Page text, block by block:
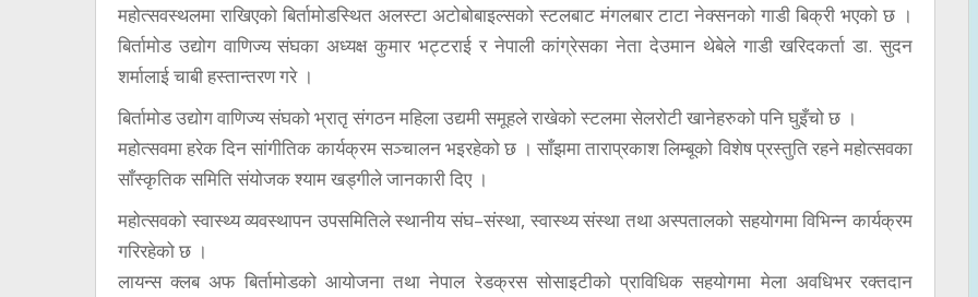
महोत्सवस्थलमा राखिएको बिर्तामोडस्थित अलस्टा अटोबोबाइल्सको स्टलबाट मंगलबार टाटा नेक्सनको गाडी बिक्री भएको छ ।
बिर्तामोड उद्योग वाणिज्य संघका अध्यक्ष कुमार भट्टराई र नेपाली कांग्रेसका नेता देउमान थेबेले गाडी खरिदकर्ता डा. सुदन
शर्मालाई चाबी हस्तान्तरण गरे ।
बिर्तामोड उद्योग वाणिज्य संघको भ्रातृ संगठन महिला उद्यमी समूहले राखेको स्टलमा सेलरोटी खानेहरुको पनि घुइँचो छ ।
महोत्सवमा हरेक दिन सांगीतिक कार्यक्रम सञ्चालन भइरहेको छ । साँझमा ताराप्रकाश लिम्बूको विशेष प्रस्तुति रहने महोत्सवका
साँस्कृतिक समिति संयोजक श्याम खड्गीले जानकारी दिए ।
महोत्सवको स्वास्थ्य व्यवस्थापन उपसमितिले स्थानीय संघ–संस्था, स्वास्थ्य संस्था तथा अस्पतालको सहयोगमा विभिन्न कार्यक्रम
गरिरहेको छ ।
लायन्स क्लब अफ बिर्तामोडको आयोजना तथा नेपाल रेडक्रस सोसाइटीको प्राविधिक सहयोगमा मेला अवधिभर रक्तदान